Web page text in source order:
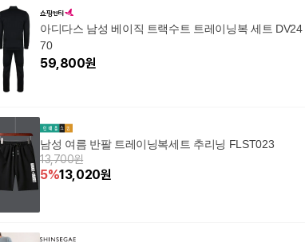
아디다스 남성 베이직 트랙수트 트레이닝복 세트 DV24
70
59,800원
남성 여름 반팔 트레이닝복세트 추리닝 FLST023
13,700원
5%13,020원